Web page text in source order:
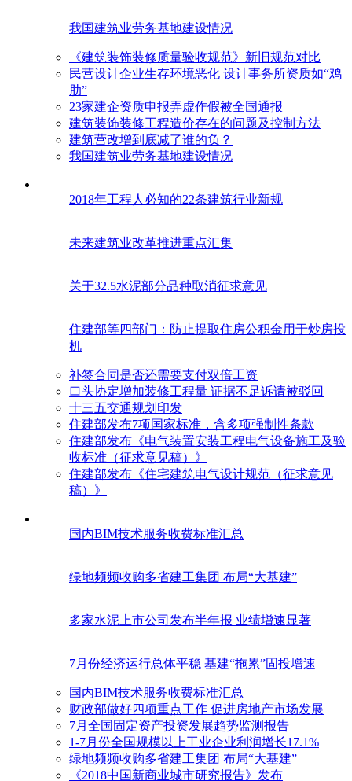
我国建筑业劳务基地建设情况
《建筑装饰装修质量验收规范》新旧规范对比
民营设计企业生存环境恶化 设计事务所资质如“鸡
肋”
23家建企资质申报弄虚作假被全国通报
建筑装饰装修工程造价存在的问题及控制方法
建筑营改增到底减了谁的负？
我国建筑业劳务基地建设情况
2018年工程人必知的22条建筑行业新规
未来建筑业改革推进重点汇集
关于32.5水泥部分品种取消征求意见
住建部等四部门：防止提取住房公积金用于炒房投
机
补签合同是否还需要支付双倍工资
口头协定增加装修工程量 证据不足诉请被驳回
十三五交通规划印发
住建部发布7项国家标准，含多项强制性条款
住建部发布《电气装置安装工程电气设备施工及验
收标准（征求意见稿）》
住建部发布《住宅建筑电气设计规范（征求意见
稿）》
国内BIM技术服务收费标准汇总
绿地频频收购多省建工集团 布局“大基建”
多家水泥上市公司发布半年报 业绩增速显著
7月份经济运行总体平稳 基建“拖累”固投增速
国内BIM技术服务收费标准汇总
财政部做好四项重点工作 促进房地产市场发展
7月全国固定资产投资发展趋势监测报告
1-7月份全国规模以上工业企业利润增长17.1%
绿地频频收购多省建工集团 布局“大基建”
《2018中国新商业城市研究报告》发布